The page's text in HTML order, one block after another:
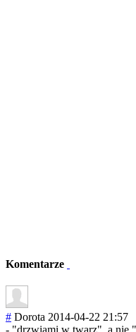
Komentarze
# Dorota 2014-04-22 21:57